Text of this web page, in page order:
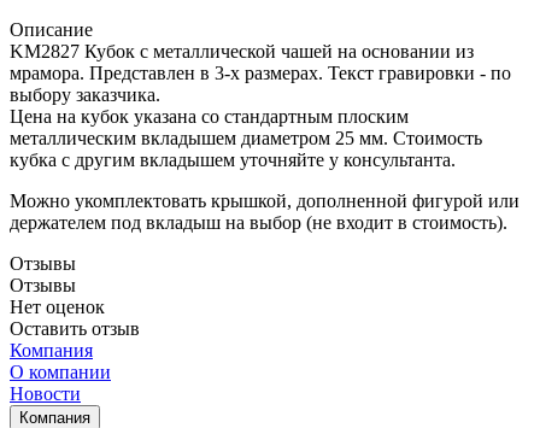
Описание
KM2827 Кубок с металлической чашей на основании из
мрамора. Представлен в 3-х размерах. Текст гравировки - по
выбору заказчика.
Цена на кубок указана со стандартным плоским
металлическим вкладышем диаметром 25 мм. Стоимость
кубка с другим вкладышем уточняйте у консультанта.
Можно укомплектовать крышкой, дополненной фигурой или
держателем под вкладыш на выбор (не входит в стоимость).
Отзывы
Отзывы
Нет оценок
Оставить отзыв
Компания
О компании
Новости
Компания